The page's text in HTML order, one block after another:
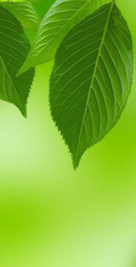
Giá bán : 750,000
Máy đo huyết áp cổ tay ALPK2
(WS-910)
Giá bán : 780,000